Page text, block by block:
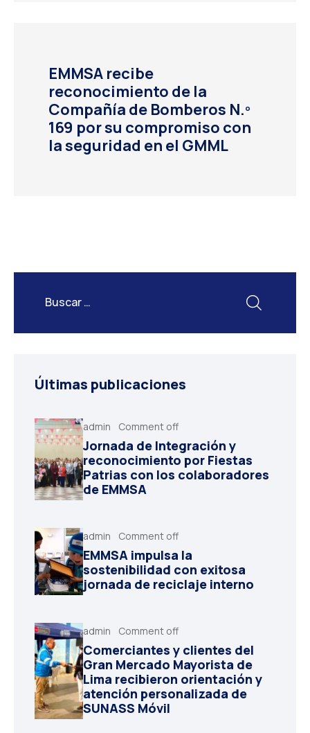
EMMSA recibe
reconocimiento de la
Compañía de Bomberos N.º
169 por su compromiso con
la seguridad en el GMML
Últimas publicaciones
admin Comment off
Jornada de Integración y
reconocimiento por Fiestas
Patrias con los colaboradores
de EMMSA
admin Comment off
EMMSA impulsa la
sostenibilidad con exitosa
jornada de reciclaje interno
admin Comment off
Comerciantes y clientes del
Gran Mercado Mayorista de
Lima recibieron orientación y
atención personalizada de
SUNASS Móvil